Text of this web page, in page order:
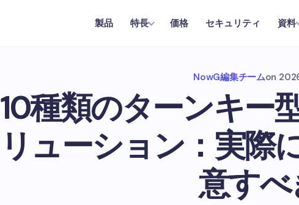
製品 特長 価格 セキュリティ 資料
NowG編集チームon
10種類のターンキー
リューション：実際
意す